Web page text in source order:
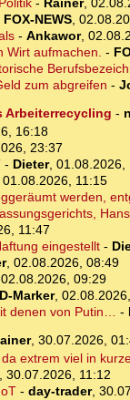
- Rainer,
FOX-NEWS,
- Ankawor,
Wirt aufmachen. -
zum abgreifen -
Arbeiterrecycling -
16:18
23:37
- Dieter, 01.08.2026,
01.08.2026, 11:15
werden,
11:47
eingestellt-
, 02.08.2026, 08:49
02.08.2026, 09:29
D-Marker,
denen von Putin… -
, 30.07.2026,
extrem viel in
30.07.2026, 11:12
- day-trader,